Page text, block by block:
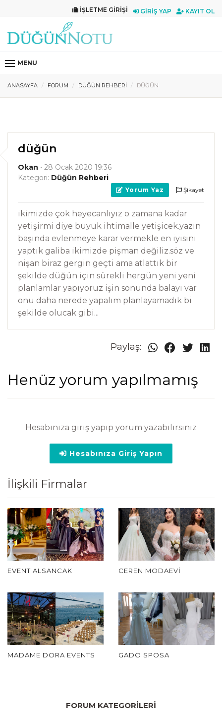
İŞLETME GIRIŞI GIRIŞ YAP KAYIT OL
MENU
ANASAYFA FORUM DÜĞÜN REHBERI DÜĞÜN
düğün
Okan • 28 Ocak 2020 19:36
Kategori: Düğün Rehberi
Yorum Yaz Şikayet
ikimizde çok heyecanlıyız o zamana kadar
yetişirmi diye büyük ihtimalle yetişicek.yazın
başında evlenmeye karar vermekle en iyisini
yaptık galiba ikimizde pişman değiliz.söz ve
nişan biraz gergin geçti ama atlattık bir
şekilde düğün için sürekli hergün yeni yeni
planlamlar yapıyoruz işin sonunda balayı var
onu daha nerede yapalım planlayamadık bi
şekilde olucak gibi...
Paylaş:
Henüz yorum yapılmamış
Hesabınıza giriş yapıp yorum yazabilirsiniz
Hesabınıza Giriş Yapın
İlişkili Firmalar
EVENT ALSANCAK CEREN MODAEVI
MADAME DORA EVENTS GADO SPOSA
FORUM KATEGORILERI